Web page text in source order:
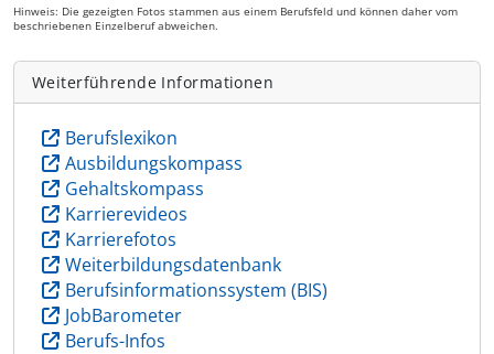
Hinweis: Die gezeigten Fotos stammen aus einem Berufsfeld und können daher vom
beschriebenen Einzelberuf abweichen.
Weiterführende Informationen
Berufslexikon
Ausbildungskompass
Gehaltskompass
Karrierevideos
Karrierefotos
Weiterbildungsdatenbank
Berufsinformationssystem (BIS)
JobBarometer
Berufs-Infos